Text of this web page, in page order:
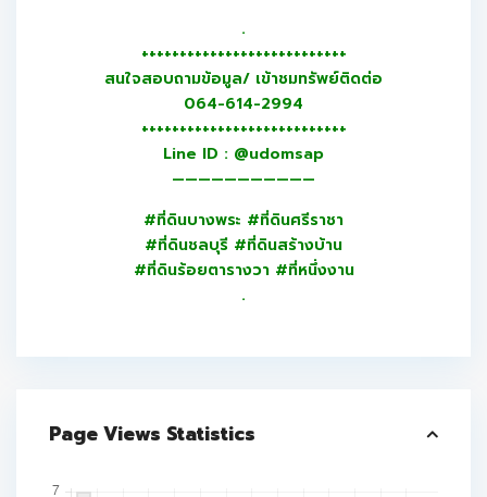
.
+++++++++++++++++++++++++++
สนใจสอบถามข้อมูล/ เข้าชมทรัพย์ติดต่อ
064-614-2994
+++++++++++++++++++++++++++
Line ID : @udomsap
———————————
#ที่ดินบางพระ #ที่ดินศรีราชา
#ที่ดินชลบุรี #ที่ดินสร้างบ้าน
#ที่ดินร้อยตารางวา #ที่หนึ่งงาน
.
Page Views Statistics